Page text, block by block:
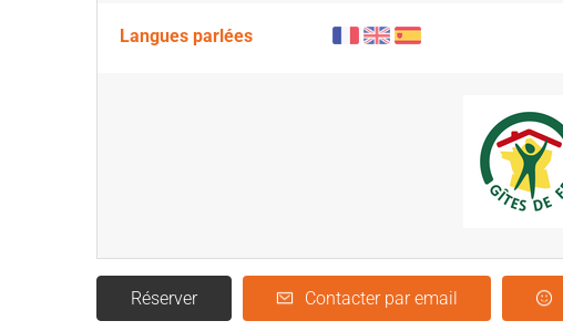
Langues parlées
Réserver Contacter par email